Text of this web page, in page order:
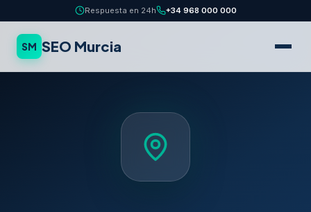
Respuesta en 24h +34 968 000 000
SM SEO Murcia